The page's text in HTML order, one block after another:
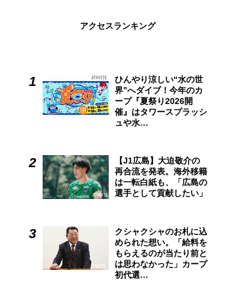
アクセスランキング
ひんやり涼しい“水の世
界”へダイブ！今年のカ
ープ『夏祭り2026開
催』はタワースプラッシ
ュや水…
【J1広島】大迫敬介の
再合流を発表。海外移籍
は一転白紙も、「広島の
選手として貢献したい」
クシャクシャのお札に込
められた想い。「給料を
もらえるのが当たり前と
は思わなかった」カープ
初代選…